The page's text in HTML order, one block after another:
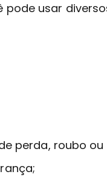
pode usar
perda, roubo ou